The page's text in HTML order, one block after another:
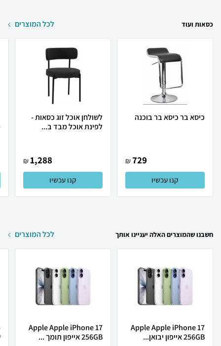
כסאות ועוד לכל המוצרים
כיסא בר כיסא בר בוכנה
729
₪
קנו עכשיו
לשולחן אוכל זוג כסאות -
לפינת אוכל מבד ב...
1,288
₪
קנו עכשיו
חשבנו שהמוצרים האלה יעניינו אותך לכל המוצרים
Apple Apple iPhone 17
256GB אייפון יבואן...
Apple Apple iPhone 17
256GB אייפון תומך ...